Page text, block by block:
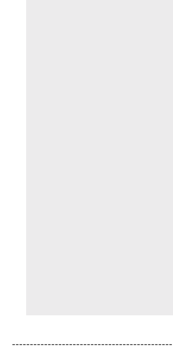
---------------------------------------------